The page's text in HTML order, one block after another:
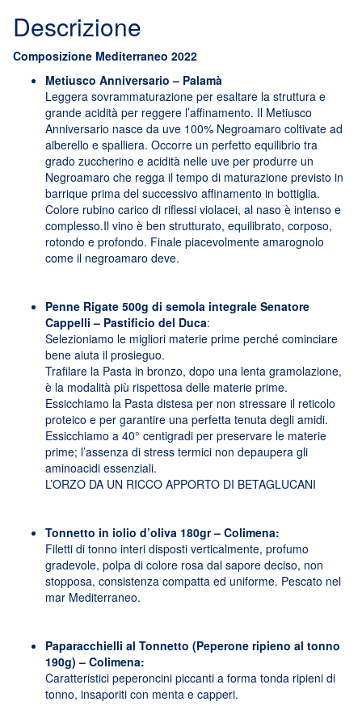
Descrizione
Composizione Mediterraneo 2022
Metiusco Anniversario – Palamà
Leggera sovrammaturazione per esaltare la struttura e
grande acidità per reggere l’affinamento. Il Metiusco
Anniversario nasce da uve 100% Negroamaro coltivate ad
alberello e spalliera. Occorre un perfetto equilibrio tra
grado zuccherino e acidità nelle uve per produrre un
Negroamaro che regga il tempo di maturazione previsto in
barrique prima del successivo affinamento in bottiglia.
Colore rubino carico di riflessi violacei, al naso è intenso e
complesso.Il vino è ben strutturato, equilibrato, corposo,
rotondo e profondo. Finale piacevolmente amarognolo
come il negroamaro deve.
Penne Rigate 500g di semola integrale Senatore
Cappelli – Pastificio del Duca:
Selezioniamo le migliori materie prime perché cominciare
bene aiuta il prosieguo.
Trafilare la Pasta in bronzo, dopo una lenta gramolazione,
è la modalità più rispettosa delle materie prime.
Essicchiamo la Pasta distesa per non stressare il reticolo
proteico e per garantire una perfetta tenuta degli amidi.
Essicchiamo a 40° centigradi per preservare le materie
prime; l’assenza di stress termici non depaupera gli
aminoacidi essenziali.
L’ORZO DA UN RICCO APPORTO DI BETAGLUCANI
Tonnetto in iolio d’oliva 180gr – Colimena:
Filetti di tonno interi disposti verticalmente, profumo
gradevole, polpa di colore rosa dal sapore deciso, non
stopposa, consistenza compatta ed uniforme. Pescato nel
mar Mediterraneo.
Paparacchielli al Tonnetto (Peperone ripieno al tonno
190g) – Colimena:
Caratteristici peperoncini piccanti a forma tonda ripieni di
tonno, insaporiti con menta e capperi.